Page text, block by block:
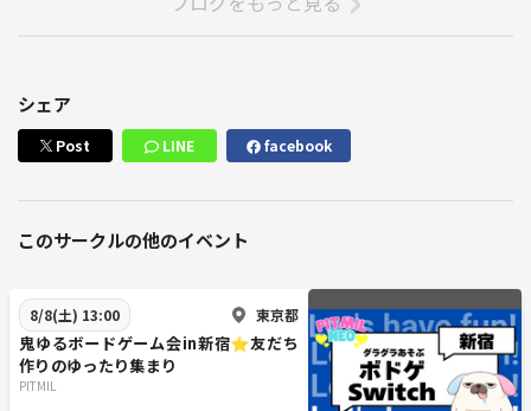
シェア
Post LINE facebook
このサークルの他のイベント
8/8(土) 13:00 東京都
鬼ゆるボードゲーム会in新宿⭐友だち
作りのゆったり集まり
PITMIL